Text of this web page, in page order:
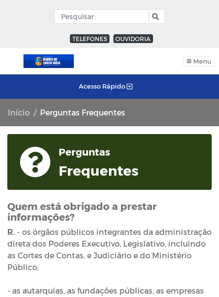
TELEFONES OUVIDORIA
Menu
Acesso Rápido
Início Perguntas Frequentes
Perguntas
Frequentes
Quem está obrigado a prestar
informações?
R. - os órgãos públicos integrantes da administração
direta dos Poderes Executivo, Legislativo, incluindo
as Cortes de Contas, e Judiciário e do Ministério
Público;
- as autarquias, as fundações públicas, as empresas